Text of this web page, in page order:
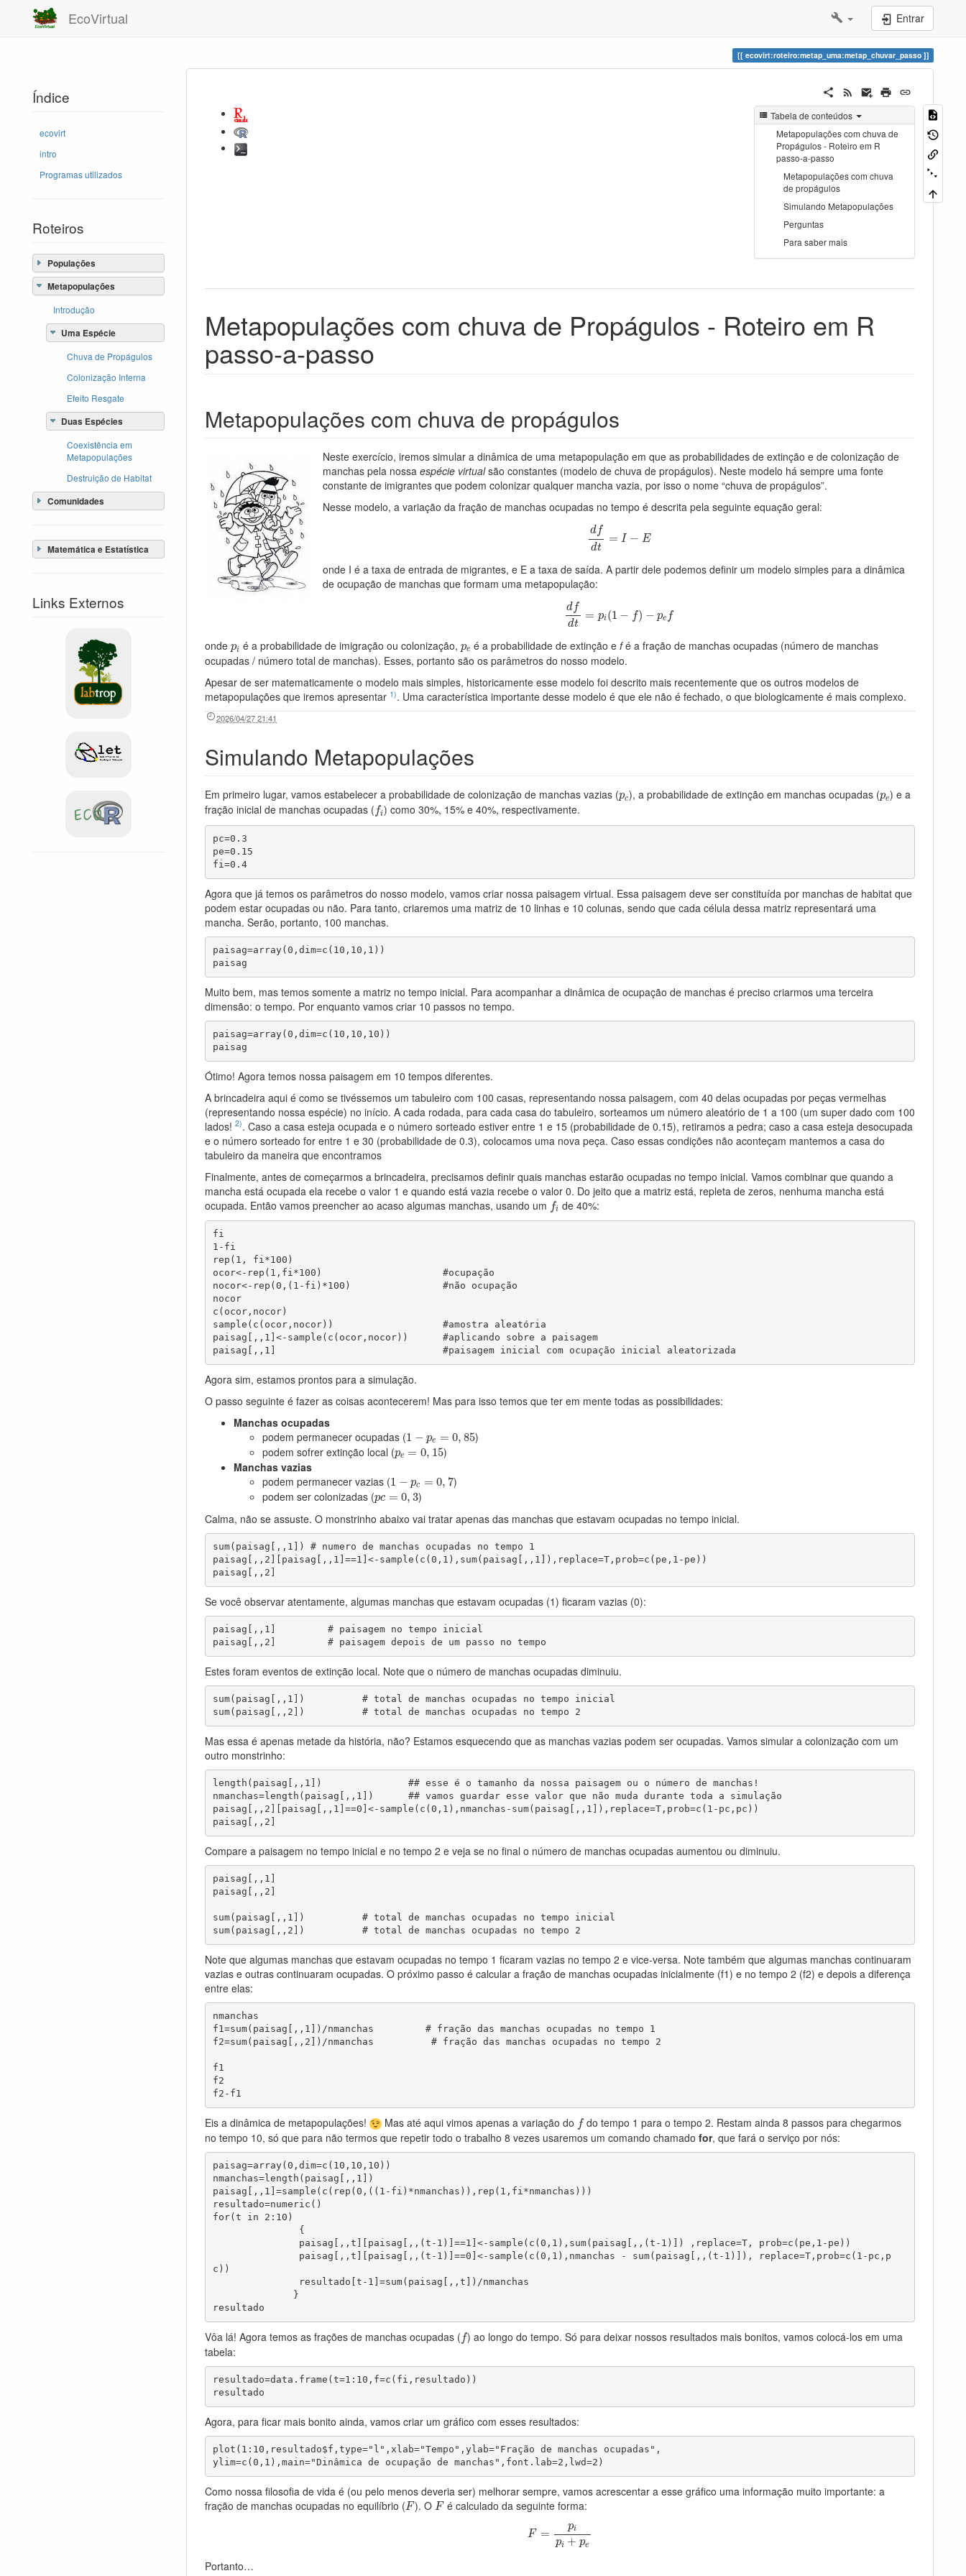
EcoVirtual Entrar
ecovirt:roteiro:metap_uma:metap_chuvar_passo
Índice
ecovirt
intro
Programas utilizados
Roteiros
Populações
Metapopulações
Introdução
Uma Espécie
Chuva de Propágulos
Colonização Interna
Efeito Resgate
Duas Espécies
Coexistência em
Metapopulações
Destruição de Habitat
Comunidades
Matemática e Estatística
Links Externos
Tabela de conteúdos
Metapopulações com chuva de
Propágulos - Roteiro em R
passo-a-passo
Metapopulações com chuva
de propágulos
Simulando Metapopulações
Perguntas
Para saber mais
Metapopulações com chuva de Propágulos - Roteiro em R
passo-a-passo
Metapopulações com chuva de propágulos
Neste exercício, iremos simular a dinâmica de uma metapopulação em que as probabilidades de extinção e de colonização de
manchas pela nossa espécie virtualsão constantes (modelo de chuva de propágulos). Neste modelo há sempre uma fonte
constante de imigrantes que podem colonizar qualquer mancha vazia, por isso o nome “chuva de propágulos”.
Nesse modelo, a variação da fração de manchas ocupadas no tempo é descrita pela seguinte equação geral:
df
dt
= I − E
df
onde I é a taxa de entrada de migrantes, e E a taxa de saída. A partir dele podemos definir um modelo simples para a dinâmica
de ocupação de manchas que formam uma metapopulação:
df
dt
= pi(1 − f) − pe f
d
onde pi
pi é a probabilidade de imigração ou colonização, pe
pe é a probabilidade de extinção e fé a fração de manchas ocupadas (número de manchas
ocupadas / número total de manchas). Esses, portanto são os parâmetros do nosso modelo.
Apesar de ser matematicamente o modelo mais simples, historicamente esse modelo foi descrito mais recentemente que os outros modelos de
metapopulações que iremos apresentar 1). Uma característica importante desse modelo é que ele não é fechado, o que biologicamente é mais complexo.
2026/04/27 21:41
Simulando Metapopulações
Em primeiro lugar, vamos estabelecer a probabilidade de colonização de manchas vazias (pc
pc), a probabilidade de extinção em manchas ocupadas (pe
pe) e a
fração inicial de manchas ocupadas ( fi
f ) como 30%, 15% e 40%, respectivamente.
pc=0.3
pe=0.15
fi=0.4
Agora que já temos os parâmetros do nosso modelo, vamos criar nossa paisagem virtual. Essa paisagem deve ser constituída por manchas de habitat que
podem estar ocupadas ou não. Para tanto, criaremos uma matriz de 10 linhas e 10 colunas, sendo que cada célula dessa matriz representará uma
mancha. Serão, portanto, 100 manchas.
paisag=array(0,dim=c(10,10,1))
paisag
Muito bem, mas temos somente a matriz no tempo inicial. Para acompanhar a dinâmica de ocupação de manchas é preciso criarmos uma terceira
dimensão: o tempo. Por enquanto vamos criar 10 passos no tempo.
paisag=array(0,dim=c(10,10,10))
paisag
Ótimo! Agora temos nossa paisagem em 10 tempos diferentes.
A brincadeira aqui é como se tivéssemos um tabuleiro com 100 casas, representando nossa paisagem, com 40 delas ocupadas por peças vermelhas
(representando nossa espécie) no início. A cada rodada, para cada casa do tabuleiro, sorteamos um número aleatório de 1 a 100 (um super dado com 100
lados! 2). Caso a casa esteja ocupada e o número sorteado estiver entre 1 e 15 (probabilidade de 0.15), retiramos a pedra; caso a casa esteja desocupada
e o número sorteado for entre 1 e 30 (probabilidade de 0.3), colocamos uma nova peça. Caso essas condições não aconteçam mantemos a casa do
tabuleiro da maneira que encontramos
Finalmente, antes de começarmos a brincadeira, precisamos definir quais manchas estarão ocupadas no tempo inicial. Vamos combinar que quando a
mancha está ocupada ela recebe o valor 1 e quando está vazia recebe o valor 0. Do jeito que a matriz está, repleta de zeros, nenhuma mancha está
ocupada. Então vamos preencher ao acaso algumas manchas, usando um fi
f de 40%:
fi
1-fi
rep(1, fi*100)
ocor<-rep(1,fi*100)                     #ocupação
nocor<-rep(0,(1-fi)*100)                #não ocupação
nocor
c(ocor,nocor)
sample(c(ocor,nocor))                   #amostra aleatória
paisag[,,1]<-sample(c(ocor,nocor))      #aplicando sobre a paisagem
paisag[,,1]                             #paisagem inicial com ocupação inicial aleatorizada
Agora sim, estamos prontos para a simulação.
O passo seguinte é fazer as coisas acontecerem! Mas para isso temos que ter em mente todas as possibilidades:
Manchas ocupadas
podem permanecer ocupadas (1 − pe = 0, 85
1 e 0, 85
)
podem sofrer extinção local (pe = 0, 15
pe=0,15 )
Manchas vazias
podem permanecer vazias (1 − pc = 0, 7
1 c= 0, 7
)
podem ser colonizadas (pc = 0, 3
pc=0 ,3 )
Calma, não se assuste. O monstrinho abaixo vai tratar apenas das manchas que estavam ocupadas no tempo inicial.
sum(paisag[,,1]) # numero de manchas ocupadas no tempo 1
paisag[,,2][paisag[,,1]==1]<-sample(c(0,1),sum(paisag[,,1]),replace=T,prob=c(pe,1-pe))
paisag[,,2]
Se você observar atentamente, algumas manchas que estavam ocupadas (1) ficaram vazias (0):
paisag[,,1]         # paisagem no tempo inicial
paisag[,,2]         # paisagem depois de um passo no tempo
Estes foram eventos de extinção local. Note que o número de manchas ocupadas diminuiu.
sum(paisag[,,1])          # total de manchas ocupadas no tempo inicial
sum(paisag[,,2])          # total de manchas ocupadas no tempo 2
Mas essa é apenas metade da história, não? Estamos esquecendo que as manchas vazias podem ser ocupadas. Vamos simular a colonização com um
outro monstrinho:
length(paisag[,,1])               ## esse é o tamanho da nossa paisagem ou o número de manchas!
nmanchas=length(paisag[,,1])      ## vamos guardar esse valor que não muda durante toda a simulação
paisag[,,2][paisag[,,1]==0]<-sample(c(0,1),nmanchas-sum(paisag[,,1]),replace=T,prob=c(1-pc,pc))
paisag[,,2]
Compare a paisagem no tempo inicial e no tempo 2 e veja se no final o número de manchas ocupadas aumentou ou diminuiu.
paisag[,,1]
paisag[,,2]
sum(paisag[,,1])          # total de manchas ocupadas no tempo inicial
sum(paisag[,,2])          # total de manchas ocupadas no tempo 2
Note que algumas manchas que estavam ocupadas no tempo 1 ficaram vazias no tempo 2 e vice-versa. Note também que algumas manchas continuaram
vazias e outras continuaram ocupadas. O próximo passo é calcular a fração de manchas ocupadas inicialmente (f1) e no tempo 2 (f2) e depois a diferença
entre elas:
nmanchas
f1=sum(paisag[,,1])/nmanchas         # fração das manchas ocupadas no tempo 1
f2=sum(paisag[,,2])/nmanchas          # fração das manchas ocupadas no tempo 2
f1
f2
f2-f1
Eis a dinâmica de metapopulações! Mas até aqui vimos apenas a variação do f
fdo tempo 1 para o tempo 2. Restam ainda 8 passos para chegarmos
no tempo 10, só que para não termos que repetir todo o trabalho 8 vezes usaremos um comando chamado for, que fará o serviço por nós:
paisag=array(0,dim=c(10,10,10))
nmanchas=length(paisag[,,1])
paisag[,,1]=sample(c(rep(0,((1-fi)*nmanchas)),rep(1,fi*nmanchas)))
resultado=numeric()
for(t in 2:10)
c))
resultado
Vôa lá! Agora temos as frações de manchas ocupadas ( f
f) ao longo do tempo. Só para deixar nossos resultados mais bonitos, vamos colocá-los em uma
tabela:
resultado=data.frame(t=1:10,f=c(fi,resultado))
resultado
Agora, para ficar mais bonito ainda, vamos criar um gráfico com esses resultados:
plot(1:10,resultado$f,type="l",xlab="Tempo",ylab="Fração de manchas ocupadas",
ylim=c(0,1),main="Dinâmica de ocupação de manchas",font.lab=2,lwd=2)
Como nossa filosofia de vida é (ou pelo menos deveria ser) melhorar sempre, vamos acrescentar a esse gráfico uma informação muito importante: a
fração de manchas ocupadas no equilíbrio (F
F). O F
Fé calculado da seguinte forma:
F =
pi
pi + pe
+p
Portanto…